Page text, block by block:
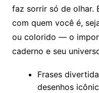
faz sorrir só de olhar.
com quem você é,
ou colorido — o
caderno e seu
Frases
desenhos